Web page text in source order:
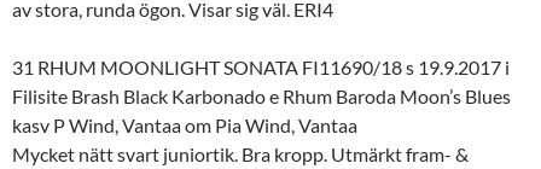
av stora, runda ögon. Visar sig väl. ERI4
31 RHUM MOONLIGHT SONATA FI11690/18 s 19.9.2017 i
Filisite Brash Black Karbonado e Rhum Baroda Moon’s Blues
kasv P Wind, Vantaa om Pia Wind, Vantaa
Mycket nätt svart juniortik. Bra kropp. Utmärkt fram- &